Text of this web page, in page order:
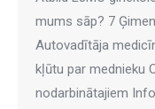
mums sāp? 7
Autovadītāja
kļūtu par mednieku
nodarbinātajiem